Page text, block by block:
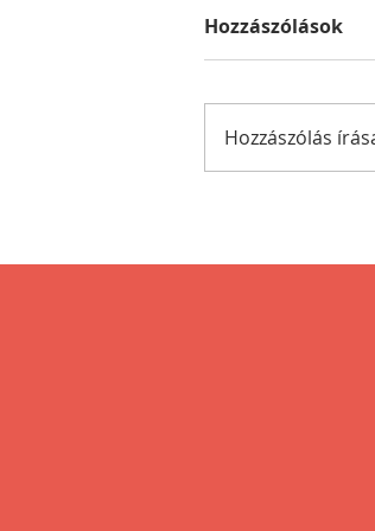
megoldás!
Hozzászólások
Hozzászólás